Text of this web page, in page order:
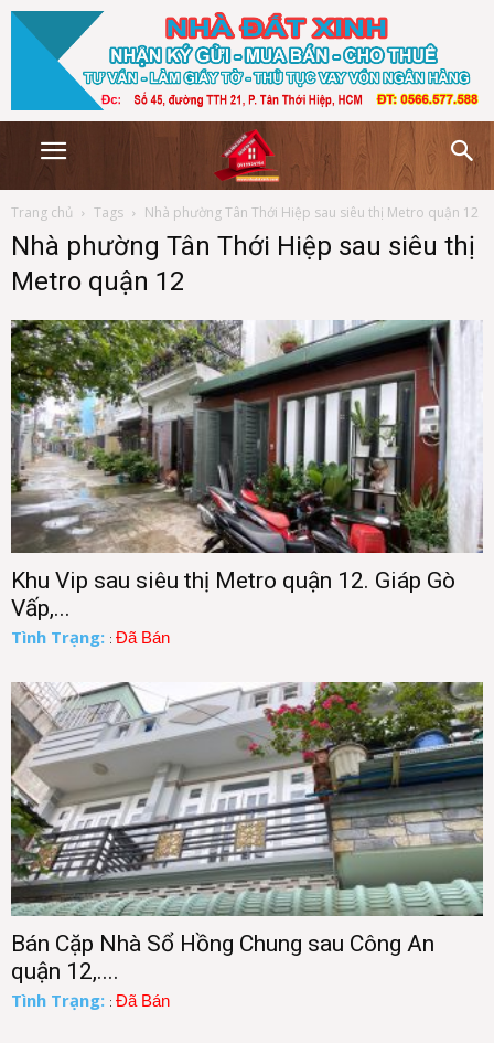
Trang chủ Tags Nhà phường Tân Thới Hiệp sau siêu thị Metro quận 12
Nhà phường Tân Thới Hiệp sau siêu thị
Metro quận 12
Khu Vip sau siêu thị Metro quận 12. Giáp Gò
Vấp,...
Tình Trạng: : Đã Bán
Bán Cặp Nhà Sổ Hồng Chung sau Công An
quận 12,....
Tình Trạng: : Đã Bán